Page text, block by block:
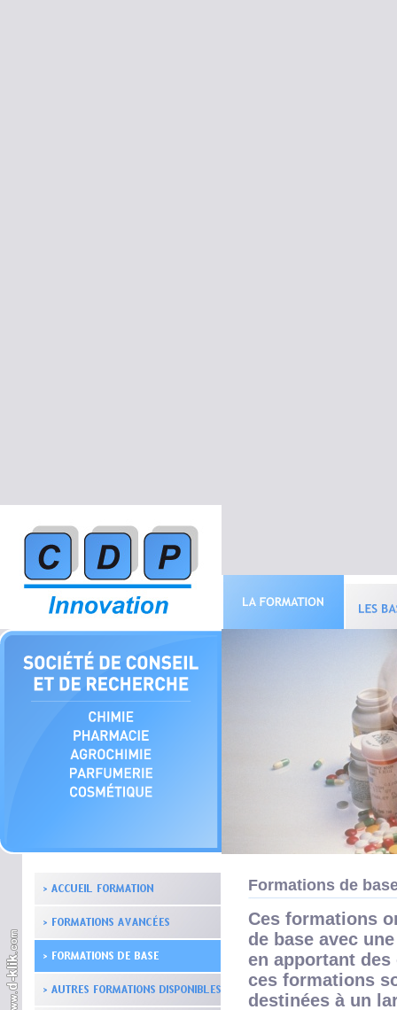
Formations de
Ces formations
de base avec
en apportant
ces formations
destinées à un